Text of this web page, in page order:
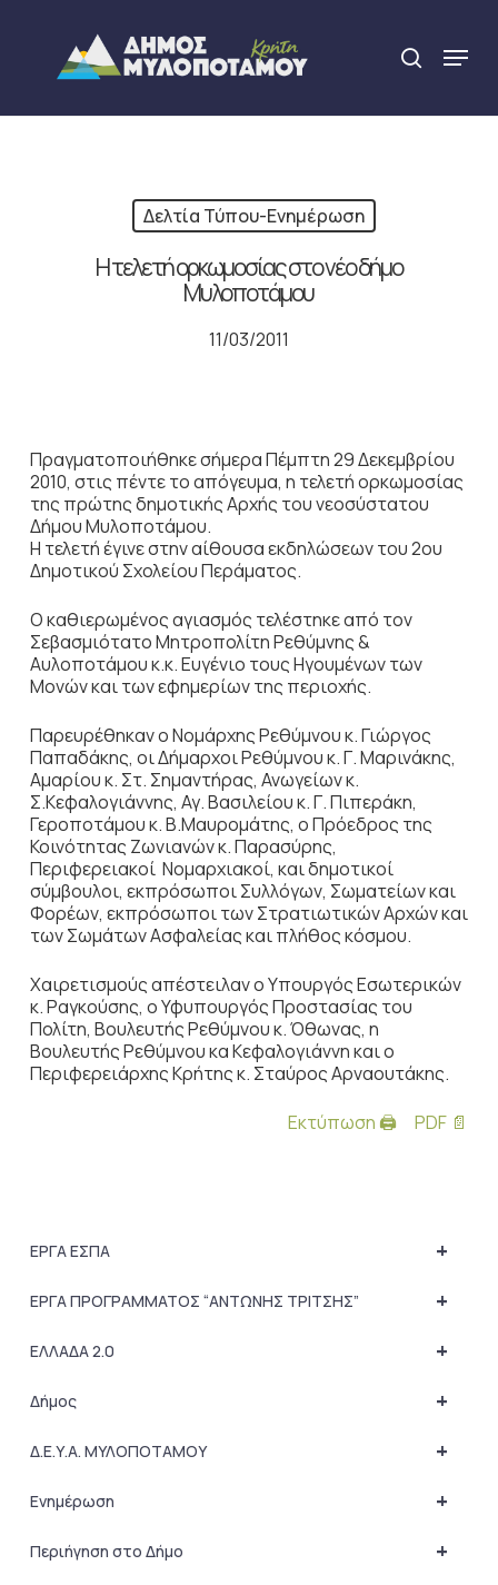
content
search
Menu
Δελτία Τύπου-Ενημέρωση
Η τελετή ορκωμοσίας στο νέο δήμο
Μυλοποτάμου
11/03/2011
Πραγματοποιήθηκε σήμερα Πέμπτη 29 Δεκεμβρίου
2010, στις πέντε το απόγευμα, η τελετή ορκωμοσίας
της πρώτης δημοτικής Αρχής του νεοσύστατου
Δήμου Μυλοποτάμου.
Η τελετή έγινε στην αίθουσα εκδηλώσεων του 2ου
Δημοτικού Σχολείου Περάματος.
Ο καθιερωμένος αγιασμός τελέστηκε από τον
Σεβασμιότατο Μητροπολίτη Ρεθύμνης &
Αυλοποτάμου κ.κ. Ευγένιο τους Ηγουμένων των
Μονών και των εφημερίων της περιοχής.
Παρευρέθηκαν ο Νομάρχης Ρεθύμνου κ. Γιώργος
Παπαδάκης, οι Δήμαρχοι Ρεθύμνου κ. Γ. Μαρινάκης,
Αμαρίου κ. Στ. Σημαντήρας, Ανωγείων κ.
Σ.Κεφαλογιάννης, Αγ. Βασιλείου κ. Γ. Πιπεράκη,
Γεροποτάμου κ. Β.Μαυρομάτης, ο Πρόεδρος της
Κοινότητας Ζωνιανών κ. Παρασύρης,
Περιφερειακοί Νομαρχιακοί, και δημοτικοί
σύμβουλοι, εκπρόσωποι Συλλόγων, Σωματείων και
Φορέων, εκπρόσωποι των Στρατιωτικών Αρχών και
των Σωμάτων Ασφαλείας και πλήθος κόσμου.
Χαιρετισμούς απέστειλαν ο Υπουργός Εσωτερικών
κ. Ραγκούσης, ο Υφυπουργός Προστασίας του
Πολίτη, Βουλευτής Ρεθύμνου κ. Όθωνας, η
Βουλευτής Ρεθύμνου κα Κεφαλογιάννη και ο
Περιφερειάρχης Κρήτης κ. Σταύρος Αρναουτάκης.
Εκτύπωση 🖨
PDF 📄
+
ΕΡΓΑ ΕΣΠΑ
+
ΕΡΓΑ ΠΡΟΓΡΑΜΜΑΤΟΣ “ΑΝΤΩΝΗΣ ΤΡΙΤΣΗΣ”
+
ΕΛΛΑΔΑ 2.0
+
Δήμος
+
Δ.Ε.Υ.Α. ΜΥΛΟΠΟΤΑΜΟΥ
+
Ενημέρωση
+
Περιήγηση στο Δήμο
Close